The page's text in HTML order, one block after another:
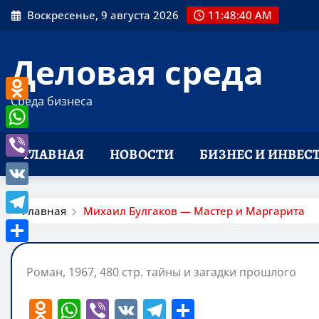
Перейти
к
Воскресенье, 9 августа 2026 11:48:41 AM
Деловая среда
Среда бизнеса
ГЛАВНАЯ НОВОСТИ БИЗНЕС И
Главная Михаил Булгаков — Мастер и Маргарита
Роман, 1967, 480 стр. тайны и загадки прошлого
O W Vi V T
Odnoklassniki
WhatsApp
Viber
VK
Telegram
Отправить